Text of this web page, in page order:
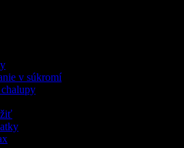
v súkromí